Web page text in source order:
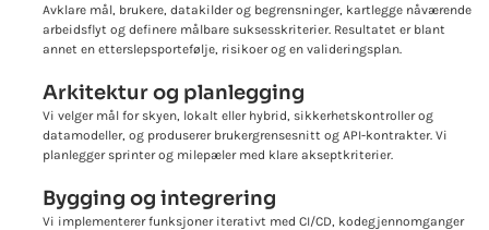
Avklare mål, brukere, datakilder og begrensninger, kartlegge nåværende
arbeidsflyt og definere målbare suksesskriterier. Resultatet er blant
annet en etterslepsportefølje, risikoer og en valideringsplan.
Arkitektur og planlegging
Vi velger mål for skyen, lokalt eller hybrid, sikkerhetskontroller og
datamodeller, og produserer brukergrensesnitt og API-kontrakter. Vi
planlegger sprinter og milepæler med klare akseptkriterier.
Bygging og integrering
Vi implementerer funksjoner iterativt med CI/CD, kodegjennomganger